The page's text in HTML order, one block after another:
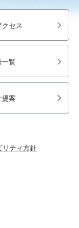
セス
一覧
提案
リティ方針